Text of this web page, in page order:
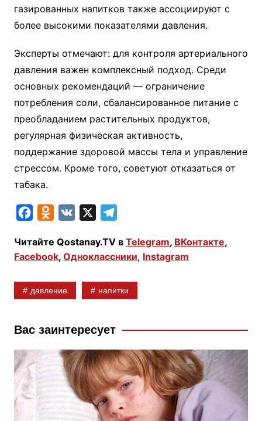
газированных напитков также ассоциируют с
более высокими показателями давления.
Эксперты отмечают: для контроля артериального
давления важен комплексный подход. Среди
основных рекомендаций — ограничение
потребления соли, сбалансированное питание с
преобладанием растительных продуктов,
регулярная физическая активность,
поддержание здоровой массы тела и управление
стрессом. Кроме того, советуют отказаться от
табака.
c
e
o
k
n
o
l
s
i
l
e
r
m
Читайте Qostanay.TV в Telegram, ВКонтакте,
Facebook, Одноклассники, Instagram
давление напитки
Вас заинтересует